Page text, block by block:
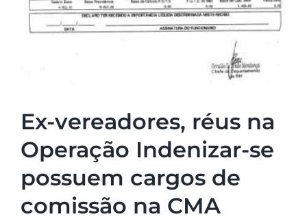
Ex-vereadores, réus na
Operação Indenizar-se
possuem cargos de
comissão na CMA